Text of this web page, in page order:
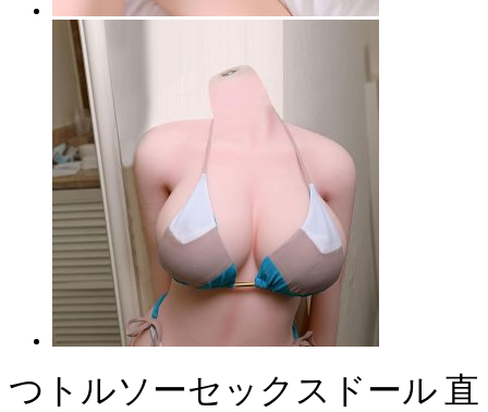
つトルソーセックスドール 直